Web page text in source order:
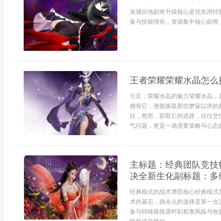
攻城掠地副将升级核心是优先用
备与技能强化，资源集中核心副
王者荣耀荣耀水晶怎
引言，荣耀水晶的魅力荣耀水晶
拥有它，便能换取那些梦寐以求
往，然而，获取它的道路，往往
气问题，更是一场需要策略与心
主标题：经典团队竞
决全新生化副标题：
经典模式的战术博弈核心经典模
术的基石，跳伞点的选择是第一
备与转移路线需时刻权衡风险与